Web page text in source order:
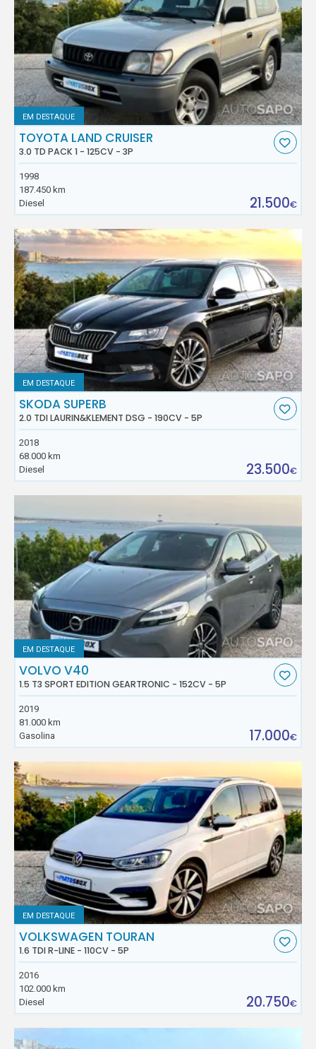
EM DESTAQUE
TOYOTA LAND CRUISER
3.0 TD PACK 1 - 125CV - 3P
1998
187.450 km
Diesel
21.500€
EM DESTAQUE
SKODA SUPERB
2.0 TDI LAURIN&KLEMENT DSG - 190CV - 5P
2018
68.000 km
Diesel
23.500€
EM DESTAQUE
VOLVO V40
1.5 T3 SPORT EDITION GEARTRONIC - 152CV - 5P
2019
81.000 km
Gasolina
17.000€
EM DESTAQUE
VOLKSWAGEN TOURAN
1.6 TDI R-LINE - 110CV - 5P
2016
102.000 km
Diesel
20.750€